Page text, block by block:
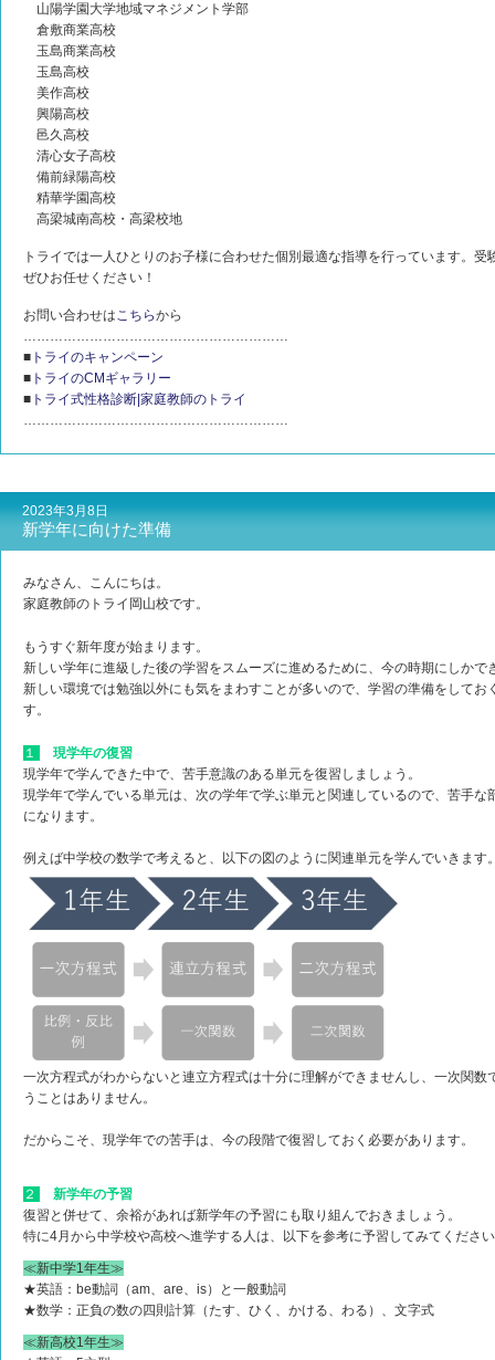
山陽学園大学地域マネジメント学部
倉敷商業高校
玉島商業高校
玉島高校
美作高校
興陽高校
邑久高校
清心女子高校
備前緑陽高校
精華学園高校
高梁城南高校・高梁校地
トライでは一人ひとりのお子様に合わせた個別最適な指導を行っています。
ぜひお任せください！
お問い合わせはこちらから
……………………………………………………
■ トライのキャンペーン
■ トライのCMギャラリー
■ トライ式性格診断|家庭教師のトライ
……………………………………………………
2023年3月8日
新学年に向けた準備
みなさん、こんにちは。
家庭教師のトライ岡山校です。
もうすぐ新年度が始まります。
新しい学年に進級した後の学習をスムーズに進めるために、今の時期にしかで
新しい環境では勉強以外にも気をまわすことが多いので、学習の準備をして
す。
１
現学年の復習
現学年で学んできた中で、苦手意識のある単元を復習しましょう。
現学年で学んでいる単元は、次の学年で学ぶ単元と関連しているので、苦手
になります。
例えば中学校の数学で考えると、以下の図のように関連単元を学んでいきます
一次方程式がわからないと連立方程式は十分に理解ができませんし、一次関
うことはありません。
だからこそ、現学年での苦手は、今の段階で復習しておく必要があります。
２
新学年の予習
復習と併せて、余裕があれば新学年の予習にも取り組んでおきましょう。
特に4月から中学校や高校へ進学する人は、以下を参考に予習してみてくださ
≪新中学1年生≫
★英語：be動詞（am、are、is）と一般動詞
★数学：正負の数の四則計算（たす、ひく、かける、わる）、文字式
≪新高校1年生≫